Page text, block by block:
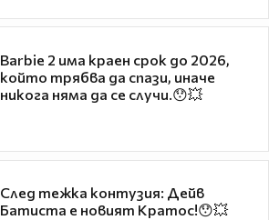
Barbie 2 има краен срок до 2026,
който трябва да спази, иначе
никога няма да се случи.😯💥
След тежка контузия: Дейв
Батиста е новият Кратос!😯💥